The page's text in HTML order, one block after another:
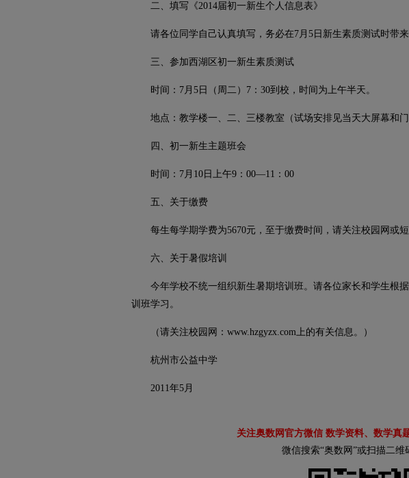
二、填写《2014届初一新生个人信息表》
请各位同学自己认真填写，务必在7月5日新生素质测试时带来
三、参加西湖区初一新生素质测试
时间：7月5日（周二）7：30到校，时间为上午半天。
地点：教学楼一、二、三楼教室（试场安排见当天大屏幕和门
四、初一新生主题班会
时间：7月10日上午9：00—11：00
五、关于缴费
每生每学期学费为5670元，至于缴费时间，请关注校园网或短
六、关于暑假培训
今年学校不统一组织新生暑期培训班。请各位家长和学生根
训班学习。
（请关注校园网： www.hzgyzx.com上的有关信息。）
杭州市公益中学
2011年5月
关注奥数网官方微信 数学资料、数学真
微信搜索“奥数网”或扫描二维